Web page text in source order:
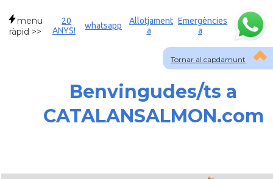
Tornar al capdamunt
menu
ràpid >>
20
ANYS!
whatsapp
Allotjament
a
Emergències
a
Benvingudes/ts a
CATALANSALMON.com